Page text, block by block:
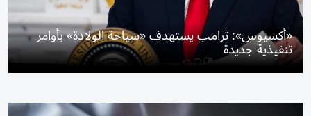
«أكسيوس»: ترامب يستهدف «سياحة الولادة» بأوامر
تنفيذية جديدة